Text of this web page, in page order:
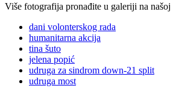
Više fotografija pronađite u galeriji na našoj
dani volonterskog rada
humanitarna akcija
tina šuto
jelena popić
udruga za sindrom down-21 split
udruga most